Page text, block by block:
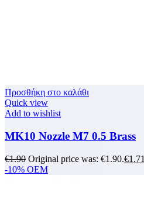
Προσθήκη στο καλάθι
Quick view
Add to wishlist
MK10 Nozzle M7 0.5 Brass
€1.90 Original price was: €1.90.€1.71
-10% OEM